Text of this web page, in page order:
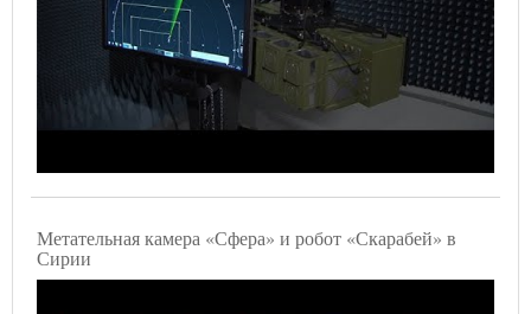
Метательная камера «Сфера» и робот «Скарабей» в
Сирии